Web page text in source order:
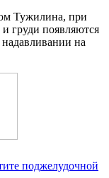
Тужилина, при
груди появляются
на
поджелудочной